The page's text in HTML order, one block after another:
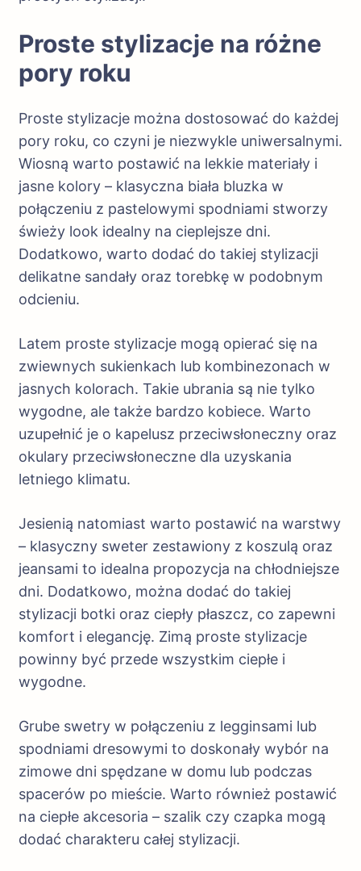
Proste stylizacje na różne
pory roku
Proste stylizacje można dostosować do każdej
pory roku, co czyni je niezwykle uniwersalnymi.
Wiosną warto postawić na lekkie materiały i
jasne kolory – klasyczna biała bluzka w
połączeniu z pastelowymi spodniami stworzy
świeży look idealny na cieplejsze dni.
Dodatkowo, warto dodać do takiej stylizacji
delikatne sandały oraz torebkę w podobnym
odcieniu.
Latem proste stylizacje mogą opierać się na
zwiewnych sukienkach lub kombinezonach w
jasnych kolorach. Takie ubrania są nie tylko
wygodne, ale także bardzo kobiece. Warto
uzupełnić je o kapelusz przeciwsłoneczny oraz
okulary przeciwsłoneczne dla uzyskania
letniego klimatu.
Jesienią natomiast warto postawić na warstwy
– klasyczny sweter zestawiony z koszulą oraz
jeansami to idealna propozycja na chłodniejsze
dni. Dodatkowo, można dodać do takiej
stylizacji botki oraz ciepły płaszcz, co zapewni
komfort i elegancję. Zimą proste stylizacje
powinny być przede wszystkim ciepłe i
wygodne.
Grube swetry w połączeniu z legginsami lub
spodniami dresowymi to doskonały wybór na
zimowe dni spędzane w domu lub podczas
spacerów po mieście. Warto również postawić
na ciepłe akcesoria – szalik czy czapka mogą
dodać charakteru całej stylizacji.